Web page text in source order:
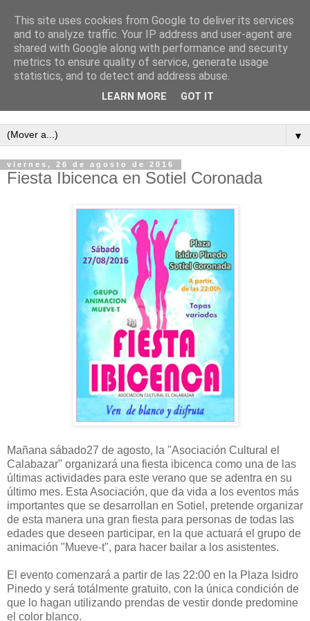
Semanario independiente de Calañas
▼
viernes, 26 de agosto de 2016
Fiesta Ibicenca en Sotiel Coronada
Mañana sábado27 de agosto, la "Asociación Cultural el
Calabazar" organizará una fiesta ibicenca como una de las
últimas actividades para este verano que se adentra en su
último mes. Esta Asociación, que da vida a los eventos más
importantes que se desarrollan en Sotiel, pretende organizar
de esta manera una gran fiesta para personas de todas las
edades que deseen participar, en la que actuará el grupo de
animación "Mueve-t", para hacer bailar a los asistentes.
El evento comenzará a partir de las 22:00 en la Plaza Isidro
Pinedo y será totálmente gratuito, con la única condición de
que lo hagan utilizando prendas de vestir donde predomine
el color blanco.
This site uses cookies from Google to deliver its services
and to analyze traffic. Your IP address and user-agent are
shared with Google along with performance and security
metrics to ensure quality of service, generate usage
statistics, and to detect and address abuse.
LEARN MORE GOT IT